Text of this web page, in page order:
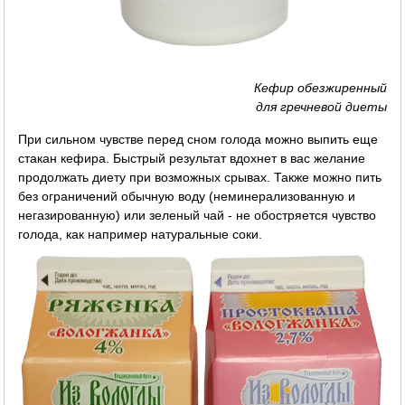
Кефир обезжиренный
для гречневой диеты
При сильном чувстве перед сном голода можно выпить еще
стакан кефира. Быстрый результат вдохнет в вас желание
продолжать диету при возможных срывах. Также можно пить
без ограничений обычную воду (неминерализованную и
негазированную) или зеленый чай - не обостряется чувство
голода, как например натуральные соки.